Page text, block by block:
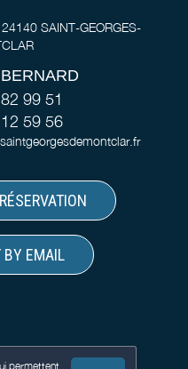
permettent
SAINT-GEORGES-
99 51
59 56
EMAIL